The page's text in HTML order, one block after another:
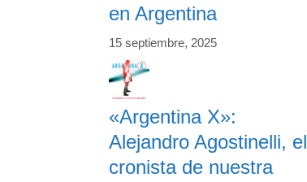
en Argentina
15 septiembre, 2025
«Argentina X»:
Alejandro Agostinelli, el
cronista de nuestra